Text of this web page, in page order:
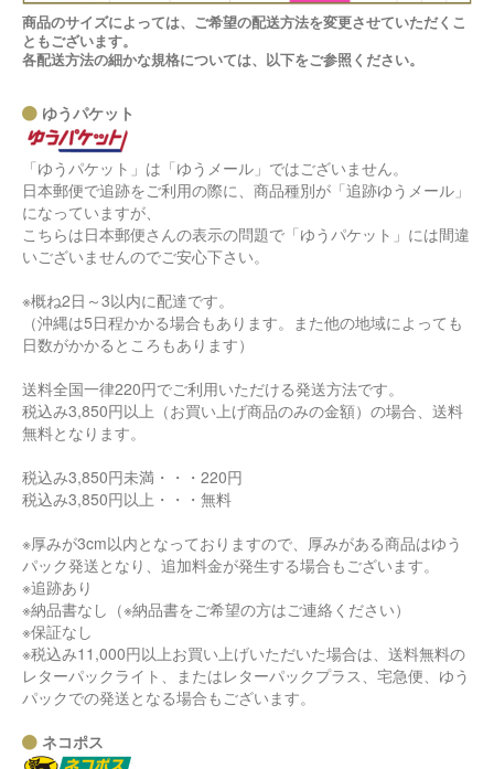
商品のサイズによっては、ご希望の配送方法を変更させていただくこ
ともございます。
各配送方法の細かな規格については、以下をご参照ください。
ゆうパケット
「ゆうパケット」は「ゆうメール」ではございません。
日本郵便で追跡をご利用の際に、商品種別が「追跡ゆうメール」
になっていますが、
こちらは日本郵便さんの表示の問題で「ゆうパケット」には間違
いございませんのでご安心下さい。
※概ね2日～3以内に配達です。
（沖縄は5日程かかる場合もあります。また他の地域によっても
日数がかかるところもあります）
送料全国一律220円でご利用いただける発送方法です。
税込み3,850円以上（お買い上げ商品のみの金額）の場合、送料
無料となります。
税込み3,850円未満・・・220円
税込み3,850円以上・・・無料
※厚みが3cm以内となっておりますので、厚みがある商品はゆう
パック発送となり、追加料金が発生する場合もございます。
※追跡あり
※納品書なし（※納品書をご希望の方はご連絡ください）
※保証なし
※税込み11,000円以上お買い上げいただいた場合は、送料無料の
レターパックライト、またはレターパックプラス、宅急便、ゆう
パックでの発送となる場合もございます。
ネコポス